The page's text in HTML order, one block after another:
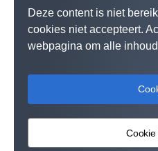
Deze content is niet
cookies niet accepteert.
webpagina om alle
Cookie